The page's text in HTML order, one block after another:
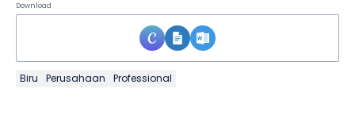
Download
Biru Perusahaan Professional